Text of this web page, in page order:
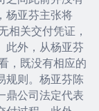
杨亚芬主张将
相关交付凭证，
此外，从杨亚芬
，既没有相应的
规则。杨亚芬陈
鼎公司法定代表